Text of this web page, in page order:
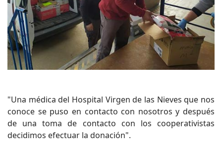
"Una médica del Hospital Virgen de las Nieves que nos
conoce se puso en contacto con nosotros y después
de una toma de contacto con los cooperativistas
decidimos efectuar la donación".